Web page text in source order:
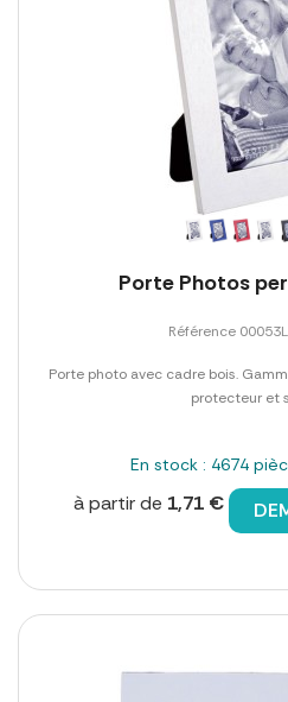
Porte Photos
Référence
Porte photo avec cadre bois.
protecteur et
En stock : 4674
à partir de 1,71 €